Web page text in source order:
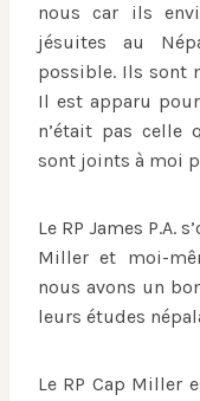
nous car ils
jésuites au
possible. Ils sont
Il est apparu
n’était pas celle
sont joints à moi
Le RP James P.A.
Miller et moi-
nous avons un
leurs études
Le RP Cap Miller